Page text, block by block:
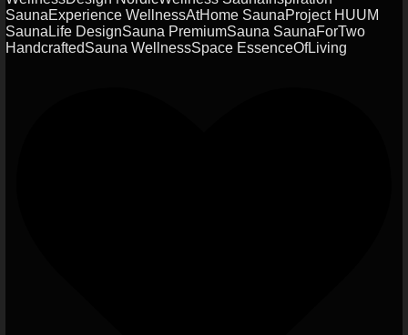
SaunaExperience WellnessAtHome SaunaProject HUUM
SaunaLife DesignSauna PremiumSauna SaunaForTwo
HandcraftedSauna WellnessSpace EssenceOfLiving